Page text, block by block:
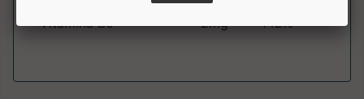
Vitamina B6 2mg 142%